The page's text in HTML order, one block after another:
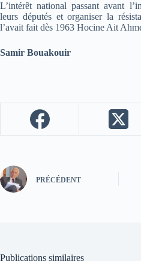
L’intérêt national passant avant
leurs députés et organiser la
l’avait fait dès 1963 Hocine Ait
Samir Bouakouir
PRÉCÉDENT
Publications similaires